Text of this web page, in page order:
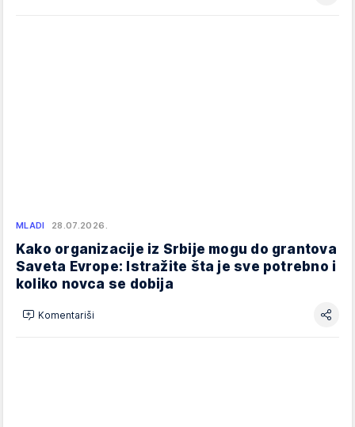
MLADI 28.07.2026.
Kako organizacije iz Srbije mogu do grantova
Saveta Evrope: Istražite šta je sve potrebno i
koliko novca se dobija
Komentariši